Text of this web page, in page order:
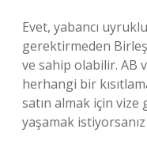
Evet, yabancı
gerektirmeden
ve sahip olabilir. AB
herhangi bir
satın almak için vize
yaşamak